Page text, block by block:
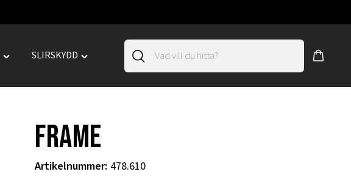
Toggle
SLIRSKYDD
Toggle
Frame
Artikelnummer: 478.610